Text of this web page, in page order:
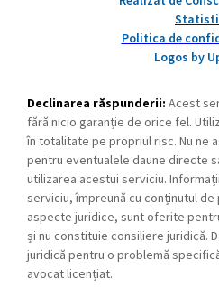
Politica de
Logos by
Declinarea răspunderii: Acest
fără nicio garanție de orice fel.
în totalitate pe propriul risc. Nu ne
pentru eventualele daune directe
utilizarea acestui serviciu.
serviciu, împreună cu conținutul
aspecte juridice, sunt oferite
și nu constituie consiliere juridică.
juridică pentru o problemă
avocat licențiat.